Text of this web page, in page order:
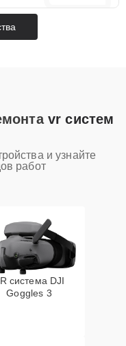
vr систем
и узнайте
работ
система DJI
Goggles 3